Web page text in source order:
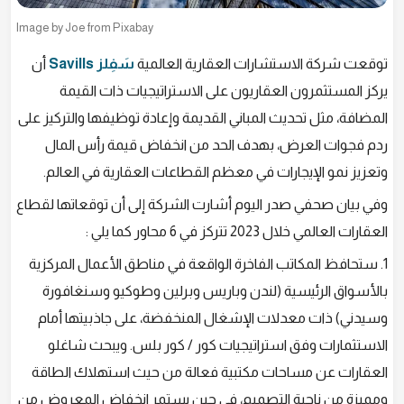
Image by Joe from Pixabay
توقعت شركة الاستشارات العقارية العالمية سَفِلز Savills
أن
يركز المستثمرون العقاريون على الاستراتيجيات ذات القيمة
المضافة، مثل تحديث المباني القديمة وإعادة توظيفها والتركيز على
ردم فجوات العرض، بهدف الحد من انخفاض قيمة رأس المال
وتعزيز نمو الإيجارات في معظم القطاعات العقارية في العالم.
وفي بيان صحفي صدر اليوم أشارت الشركة إلى أن توقعاتها لقطاع
العقارات العالمي خلال 2023 تتركز في 6 محاور كما يلي :
1. ستحافظ المكاتب الفاخرة الواقعة في مناطق الأعمال المركزية
بالأسواق الرئيسية (لندن وباريس وبرلين وطوكيو وسنغافورة
وسيدني) ذات معدلات الإشغال المنخفضة، على جاذبيتها أمام
الاستثمارات وفق استراتيجيات كور / كور بلس. ويبحث شاغلو
العقارات عن مساحات مكتبية فعالة من حيث استهلاك الطاقة
ومميزة من ناحية التصميم، في حين يستمر انخفاض المعروض من